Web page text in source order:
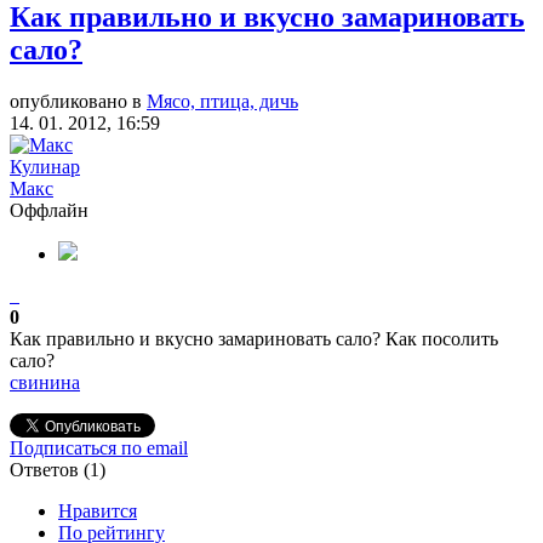
Как правильно и вкусно замариновать
сало?
опубликовано в Мясо, птица, дичь
14. 01. 2012, 16:59
Кулинар
Макс
Оффлайн
0
Как правильно и вкусно замариновать сало? Как посолить
сало?
свинина
Подписаться по email
Ответов (1)
Нравится
По рейтингу